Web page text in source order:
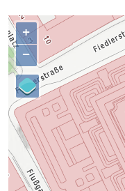
Kontakte
Karte überspringen
+
−